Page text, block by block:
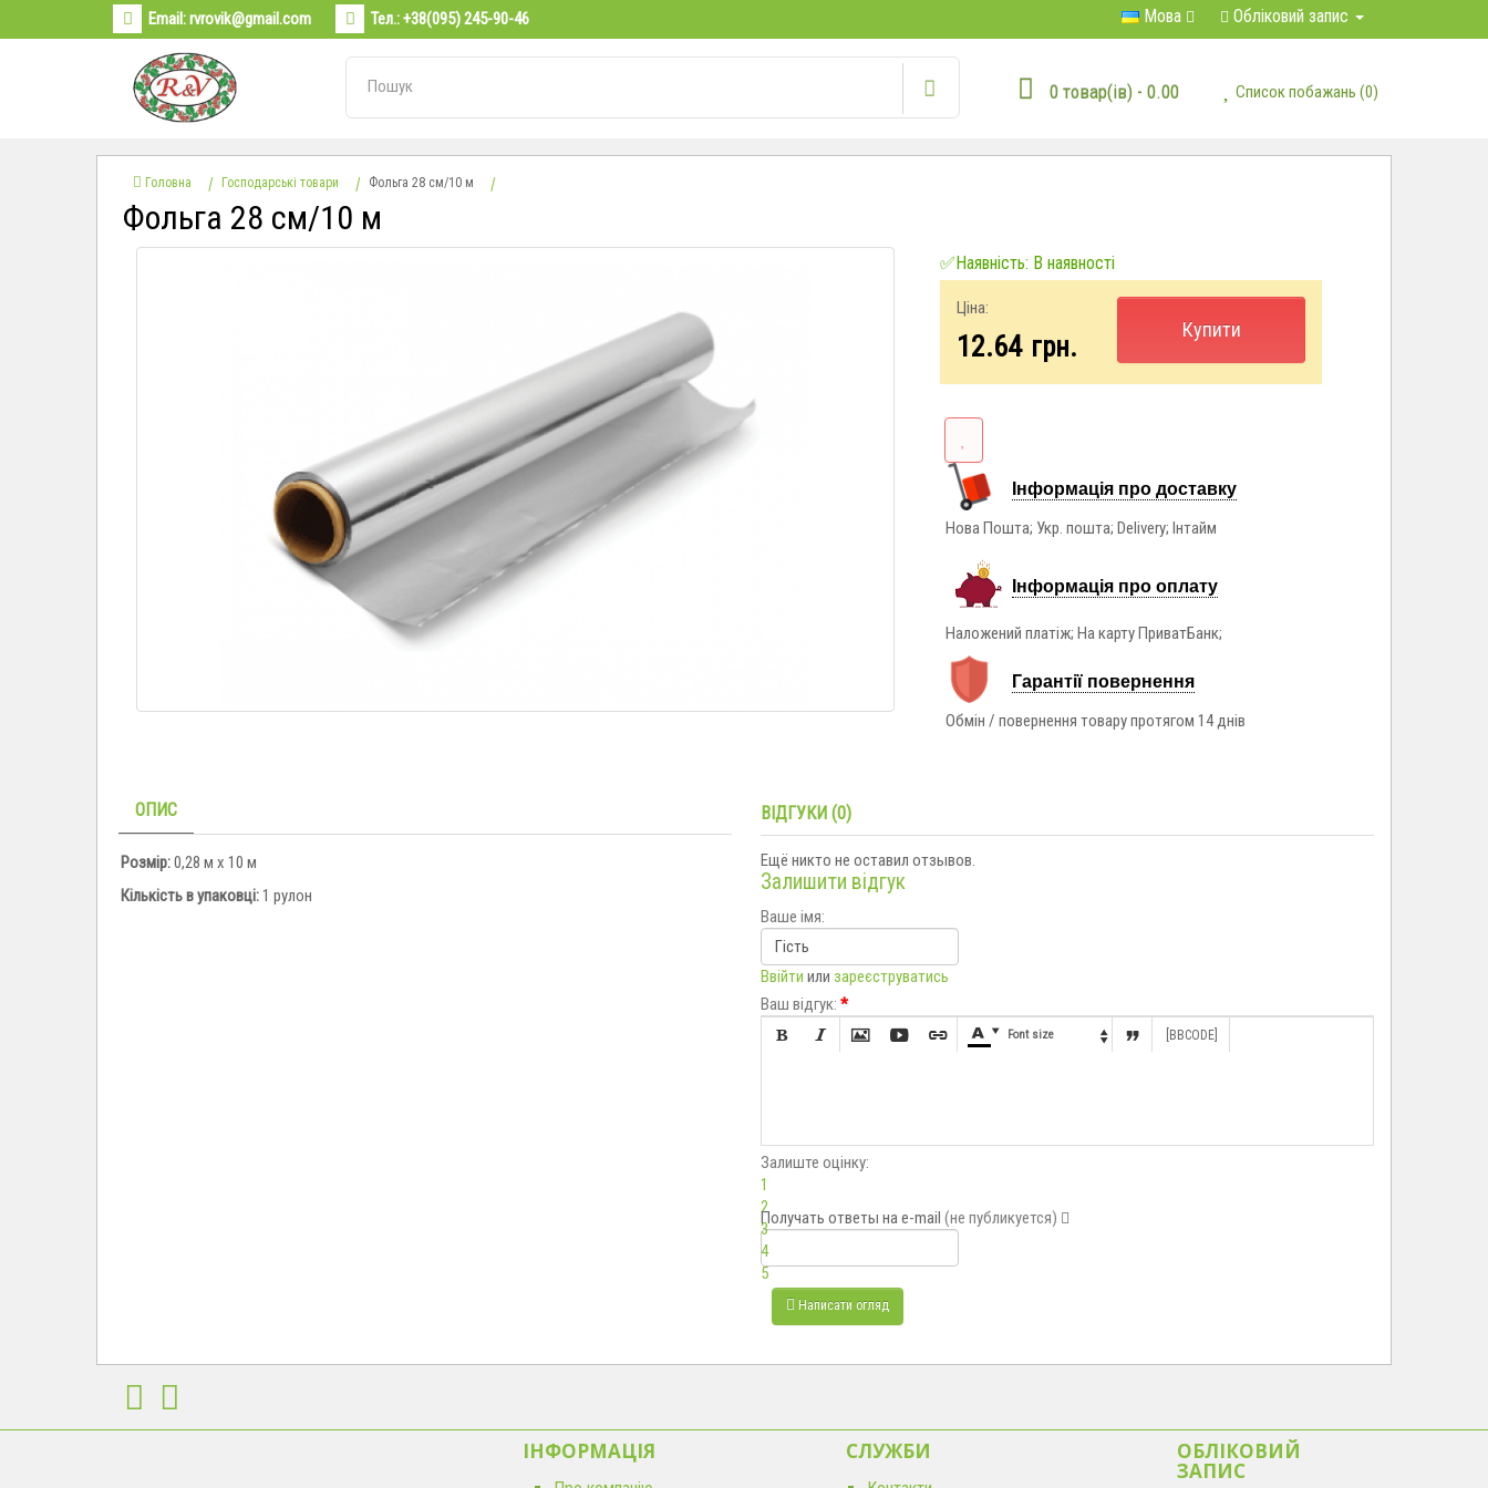
Email:rvrovik@gmail.com Тел.:+38(095) 245-90-46 Мова Обліковий запис
0 товар(ів) - 0.00 Список побажань (0)
Головна Господарські товари Фольга 28 см/10 м
Фольга 28 см/10 м
✅Наявність: В наявності
Ціна:
12.64 грн.
Купити
Інформація про доставку
Нова Пошта; Укр. пошта; Delivery; Інтайм
Інформація про оплату
Наложений платіж; На карту ПриватБанк;
Гарантії повернення
Обмін / повернення товару протягом 14 днів
ОПИС
Розмір:0,28 м х 10 м
Кількість в упаковці:1 рулон
ВІДГУКИ (0)
Ещё никто не оставил отзывов.
Залишити відгук
Ваше імя:
Ввійти или зареєструватись
Ваш відгук: *

      Font size   [BBCODE]
Залиште оцінку:
1
2
3
4
5
Получать ответы на e-mail (не публикуется)
Написати огляд
ІНФОРМАЦІЯ CЛУЖБИ ОБЛІКОВИЙ
ЗАПИС